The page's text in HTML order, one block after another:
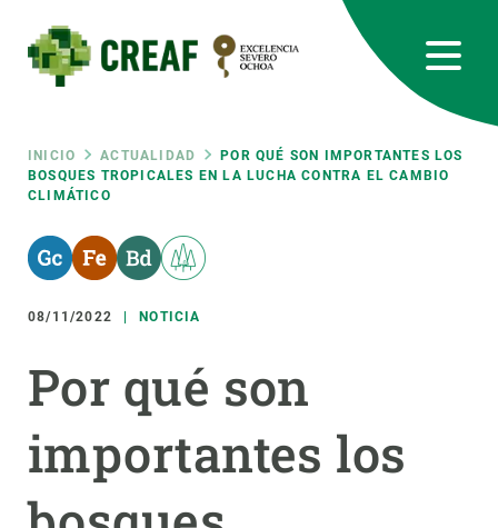
contenido
principal
Ruta
de
navegación
INICIO ACTUALIDAD
POR QUÉ SON IMPORTANTES LOS
BOSQUES TROPICALES EN LA LUCHA CONTRA EL CAMBIO
CLIMÁTICO
08/11/2022 NOTICIA
Por qué son
importantes los
RRSS
Featured
responsive
Responsive
menu
INVESTIGACIÓN
CIENCIA EN ACCIÓN